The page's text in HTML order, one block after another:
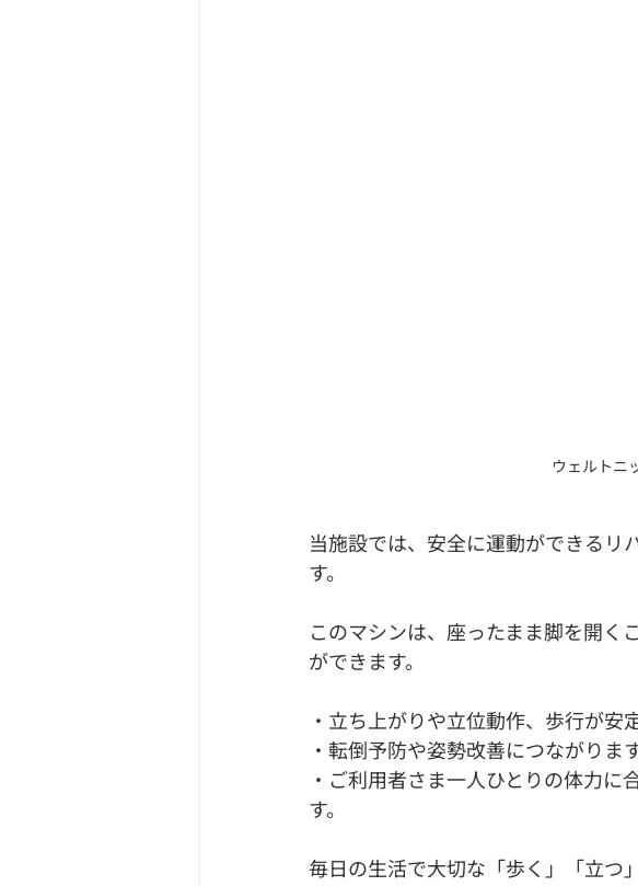
ウェルトニ
当施設では、安全に運動ができるリ
す。
このマシンは、座ったまま脚を開く
ができます。
・立ち上がりや立位動作、歩行が安
・転倒予防や姿勢改善につながります
・ご利用者さま一人ひとりの体力
す。
毎日の生活で大切な「歩く」「立つ